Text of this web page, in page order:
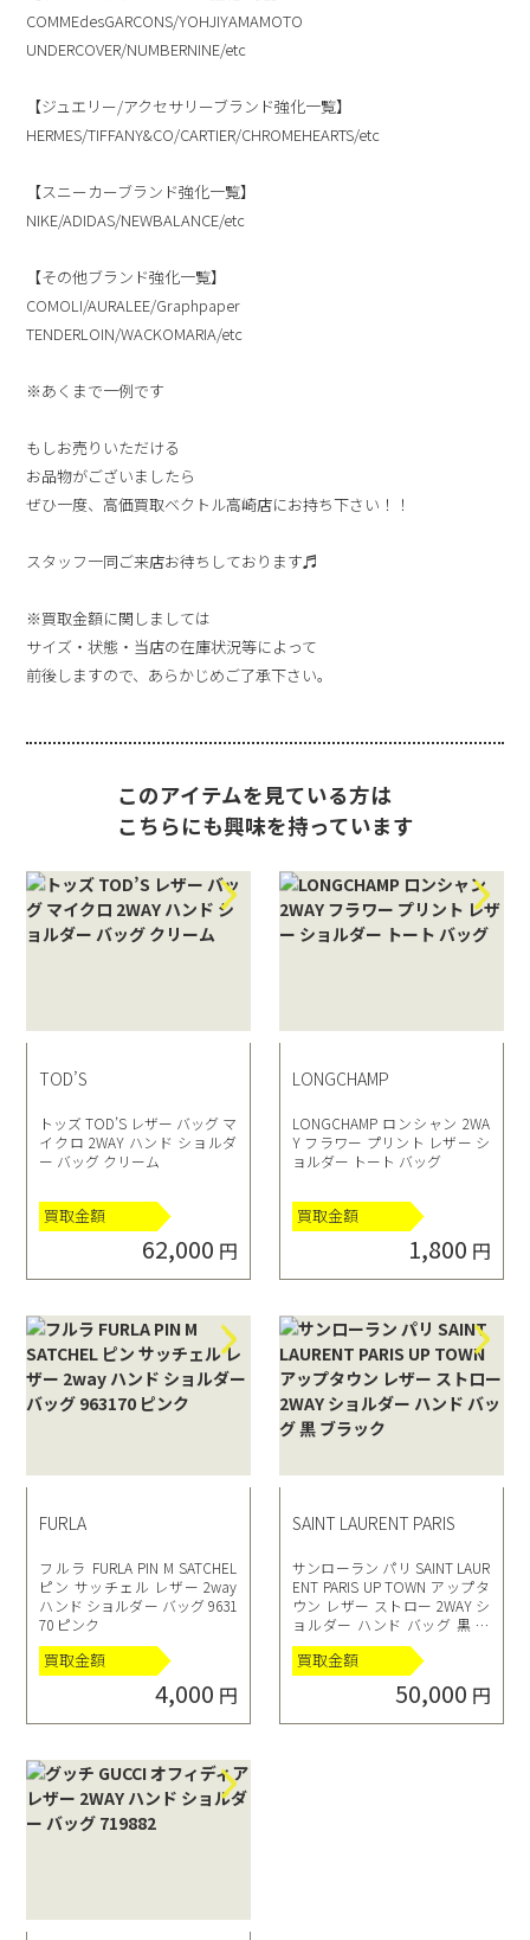
COMMEdesGARCONS/YOHJIYAMAMOTO
UNDERCOVER/NUMBERNINE/etc
【ジュエリー/アクセサリーブランド強化一覧】
HERMES/TIFFANY&CO/CARTIER/CHROMEHEARTS/etc
【スニーカーブランド強化一覧】
NIKE/ADIDAS/NEWBALANCE/etc
【その他ブランド強化一覧】
COMOLI/AURALEE/Graphpaper
TENDERLOIN/WACKOMARIA/etc
※あくまで一例です
もしお売りいただける
お品物がございましたら
ぜひ一度、高価買取ベクトル高崎店にお持ち下さい！！
スタッフ一同ご来店お待ちしております♬
※買取金額に関しましては
サイズ・状態・当店の在庫状況等によって
前後しますので、あらかじめご了承下さい。
このアイテムを見ている方は
こちらにも興味を持っています
TOD’S
トッズ TOD’S レザー バッグ マ
イクロ 2WAY ハンド ショルダ
ー バッグ クリーム
買取金額
62,000 円
LONGCHAMP
LONGCHAMP ロンシャン 2WA
Y フラワー プリント レザー シ
ョルダー トート バッグ
買取金額
1,800 円
FURLA
フルラ FURLA PIN M SATCHEL
ピン サッチェル レザー 2way
ハンド ショルダー バッグ 9631
70 ピンク
買取金額
4,000 円
SAINT LAURENT PARIS
サンローラン パリ SAINT LAUR
ENT PARIS UP TOWN アップタ
ウン レザー ストロー 2WAY シ
ョルダー ハンド バッグ 黒 ブ
ラック
買取金額
50,000 円